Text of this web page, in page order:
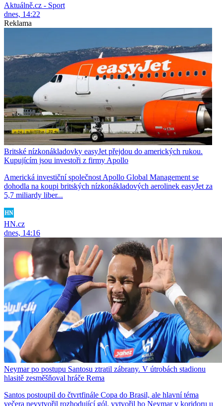
Aktuálně.cz - Sport
dnes, 14:22
Reklama
Britské nízkonákladovky easyJet přejdou do amerických rukou.
Kupujícím jsou investoři z firmy Apollo
Americká investiční společnost Apollo Global Management se
dohodla na koupi britských nízkonákladových aerolinek easyJet za
5,7 miliardy liber...
HN.cz
dnes, 14:16
Neymar po postupu Santosu ztratil zábrany. V útrobách stadionu
hlasitě zesměšňoval hráče Rema
Santos postoupil do čtvrtfinále Copa do Brasil, ale hlavní téma
večera nevytvořil rozhodující gól, vytvořil ho Neymar v koridoru u